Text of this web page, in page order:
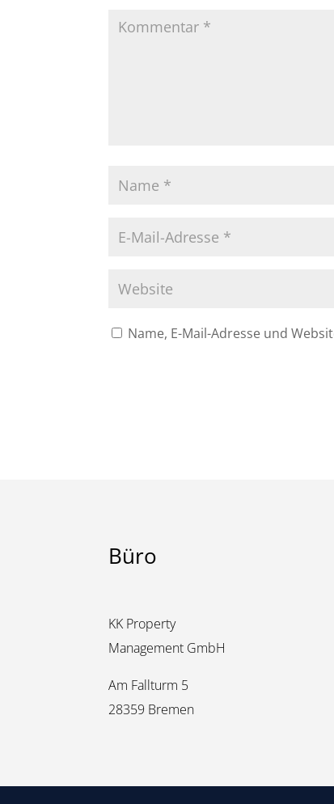
Name, E-Mail-Adresse und
Büro
KK Property
Management GmbH
Am Fallturm 5
28359 Bremen